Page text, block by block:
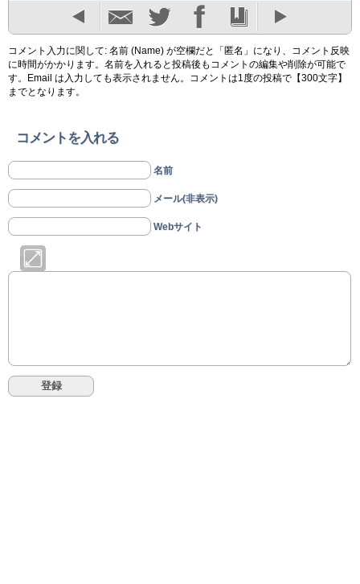
コメント入力に関して: 名前 (Name) が空欄だと「匿名」になり、コメント反映
に時間がかかります。名前を入れると投稿後もコメントの編集や削除が可能で
す。Email は入力しても表示されません。コメントは1度の投稿で【300文字】
までとなります。
コメントを入れる
名前
メール(非表示)
Webサイト